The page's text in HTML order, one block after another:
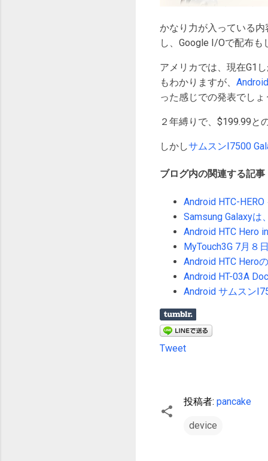
かなり力が入っている
し、Google I/Oで配布も
アメリカでは、現在G1
もわかりますが、
った感じでの発表でしょ
２年縛りで、$199.99と
しかしサムスンI7500
ブログ内の関連する記事
Android HTC-
Samsung Galaxyは
Android HTC Hero
MyTouch3G 7月８
Android HTC Hero
Android HT-03A
Android サムスン
Tweet
投稿者: pancake
device